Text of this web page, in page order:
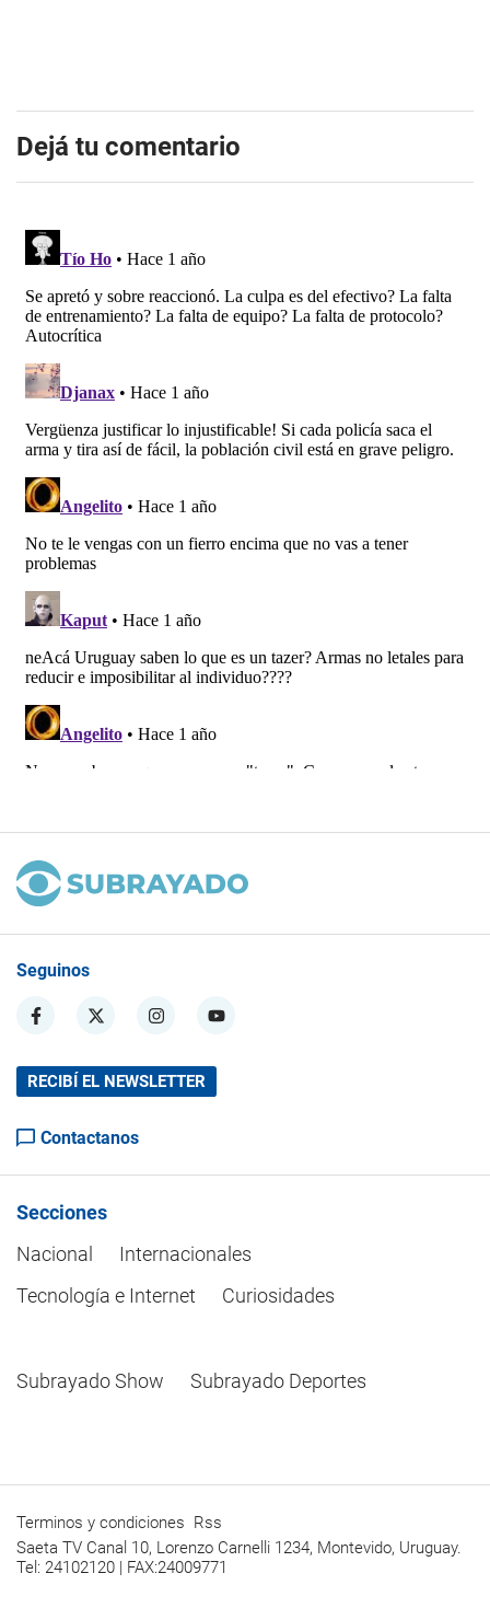
Dejá tu comentario
Seguinos
RECIBÍ EL NEWSLETTER
Contactanos
Secciones
Nacional
Internacionales
Tecnología e Internet
Curiosidades
Subrayado Show Subrayado Deportes
Terminos y condiciones Rss
Saeta TV Canal 10, Lorenzo Carnelli 1234, Montevido, Uruguay.
Tel: 24102120 | FAX:24009771